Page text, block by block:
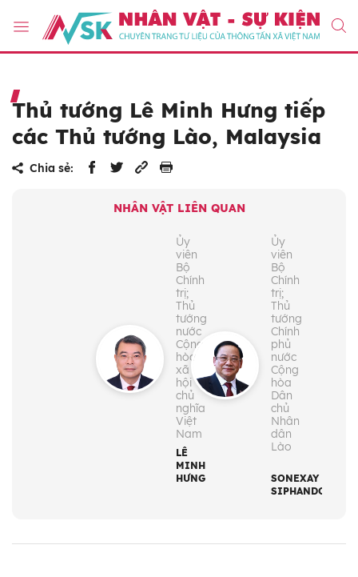
Thủ tướng Lê Minh Hưng tiếp
các Thủ tướng Lào, Malaysia
Chia sẻ:
NHÂN VẬT LIÊN QUAN
Ủy
viên
Bộ
Chính
trị;
Thủ
tướng
nước
Cộng
hòa
xã
hội
chủ
nghĩa
Việt
Nam
LÊ
MINH
HƯNG
Ủy
viên
Bộ
Chính
trị;
Thủ
tướng
Chính
phủ
nước
Cộng
hòa
Dân
chủ
Nhân
dân
Lào
SONEXAY
SIPHANDONE